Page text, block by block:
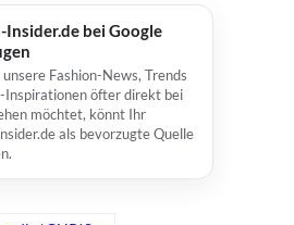
Insider.de bei Google
Fashion-News, Trends
Inspirationen öfter direkt bei
möchtet, könnt Ihr
als bevorzugte Quelle